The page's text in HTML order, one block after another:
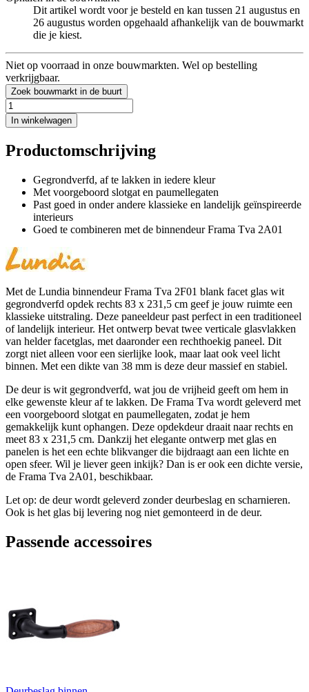
Dit artikel wordt voor je besteld en kan tussen 21 augustus en
26 augustus worden opgehaald afhankelijk van de bouwmarkt
die je kiest.
Niet op voorraad in onze bouwmarkten. Wel op bestelling
verkrijgbaar.
Zoek bouwmarkt in de buurt
In winkelwagen
Productomschrijving
Gegrondverfd, af te lakken in iedere kleur
Met voorgeboord slotgat en paumellegaten
Past goed in onder andere klassieke en landelijk geïnspireerde
interieurs
Goed te combineren met de binnendeur Frama Tva 2A01
Met de Lundia binnendeur Frama Tva 2F01 blank facet glas wit
gegrondverfd opdek rechts 83 x 231,5 cm geef je jouw ruimte een
klassieke uitstraling. Deze paneeldeur past perfect in een traditioneel
of landelijk interieur. Het ontwerp bevat twee verticale glasvlakken
van helder facetglas, met daaronder een rechthoekig paneel. Dit
zorgt niet alleen voor een sierlijke look, maar laat ook veel licht
binnen. Met een dikte van 38 mm is deze deur massief en stabiel.
De deur is wit gegrondverfd, wat jou de vrijheid geeft om hem in
elke gewenste kleur af te lakken. De Frama Tva wordt geleverd met
een voorgeboord slotgat en paumellegaten, zodat je hem
gemakkelijk kunt ophangen. Deze opdekdeur draait naar rechts en
meet 83 x 231,5 cm. Dankzij het elegante ontwerp met glas en
panelen is het een echte blikvanger die bijdraagt aan een lichte en
open sfeer. Wil je liever geen inkijk? Dan is er ook een dichte versie,
de Frama Tva 2A01, beschikbaar.
Let op: de deur wordt geleverd zonder deurbeslag en scharnieren.
Ook is het glas bij levering nog niet gemonteerd in de deur.
Passende accessoires